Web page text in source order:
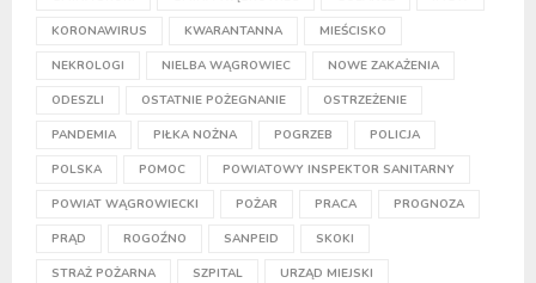
KORONAWIRUS KWARANTANNA MIEŚCISKO
NEKROLOGI NIELBA WĄGROWIEC NOWE ZAKAŻENIA
ODESZLI OSTATNIE POŻEGNANIE OSTRZEŻENIE
PANDEMIA PIŁKA NOŻNA POGRZEB POLICJA
POLSKA POMOC POWIATOWY INSPEKTOR SANITARNY
POWIAT WĄGROWIECKI POŻAR PRACA PROGNOZA
PRĄD ROGOŹNO SANPEID SKOKI
STRAŻ POŻARNA SZPITAL URZĄD MIEJSKI